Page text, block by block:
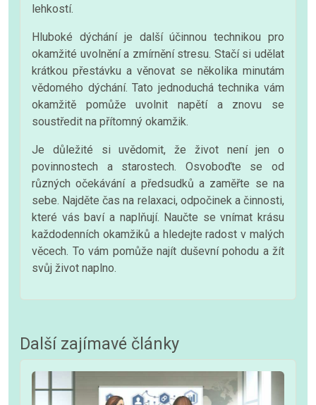
lehkostí.
Hluboké dýchání je další účinnou technikou pro
okamžité uvolnění a zmírnění stresu. Stačí si udělat
krátkou přestávku a věnovat se několika minutám
vědomého dýchání. Tato jednoduchá technika vám
okamžitě pomůže uvolnit napětí a znovu se
soustředit na přítomný okamžik.
Je důležité si uvědomit, že život není jen o
povinnostech a starostech. Osvoboďte se od
různých očekávání a předsudků a zaměřte se na
sebe. Najděte čas na relaxaci, odpočinek a činnosti,
které vás baví a naplňují. Naučte se vnímat krásu
každodenních okamžiků a hledejte radost v malých
věcech. To vám pomůže najít duševní pohodu a žít
svůj život naplno.
Další zajímavé články